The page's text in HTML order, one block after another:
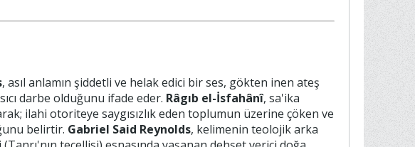
, asıl anlamın şiddetli ve helak edici bir ses, gökten inen ateş
darbe olduğunu ifade eder. Râgıb el-İsfahânî, sa'ika
ilahi otoriteye saygısızlık eden toplumun üzerine çöken ve
belirtir. Gabriel Said Reynolds, kelimenin teolojik arka